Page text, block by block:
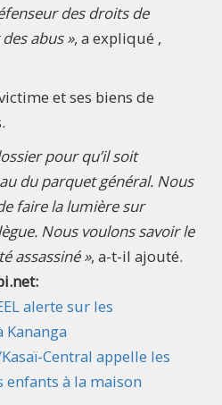
des droits de
abus », a expliqué ,
et ses biens de
pour qu’il soit
du parquet général. Nous
faire la lumière sur
Nous voulons savoir le
assassiné », a-t-il ajouté.
alerte sur les
Kananga
Central appelle les
à la maison